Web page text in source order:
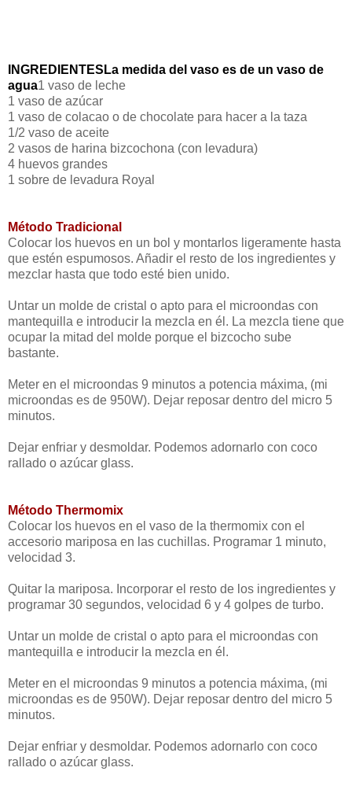
INGREDIENTES La medida del vaso es de un vaso de
agua1 vaso de leche
1 vaso de azúcar
1 vaso de colacao o de chocolate para hacer a la taza
1/2 vaso de aceite
2 vasos de harina bizcochona (con levadura)
4 huevos grandes
1 sobre de levadura Royal
Método Tradicional
Colocar los huevos en un bol y montarlos ligeramente hasta
que estén espumosos. Añadir el resto de los ingredientes y
mezclar hasta que todo esté bien unido.
Untar un molde de cristal o apto para el microondas con
mantequilla e introducir la mezcla en él. La mezcla tiene que
ocupar la mitad del molde porque el bizcocho sube
bastante.
Meter en el microondas 9 minutos a potencia máxima, (mi
microondas es de 950W). Dejar reposar dentro del micro 5
minutos.
Dejar enfriar y desmoldar. Podemos adornarlo con coco
rallado o azúcar glass.
Método Thermomix
Colocar los huevos en el vaso de la thermomix con el
accesorio mariposa en las cuchillas. Programar 1 minuto,
velocidad 3.
Quitar la mariposa. Incorporar el resto de los ingredientes y
programar 30 segundos, velocidad 6 y 4 golpes de turbo.
Untar un molde de cristal o apto para el microondas con
mantequilla e introducir la mezcla en él.
Meter en el microondas 9 minutos a potencia máxima, (mi
microondas es de 950W). Dejar reposar dentro del micro 5
minutos.
Dejar enfriar y desmoldar. Podemos adornarlo con coco
rallado o azúcar glass.